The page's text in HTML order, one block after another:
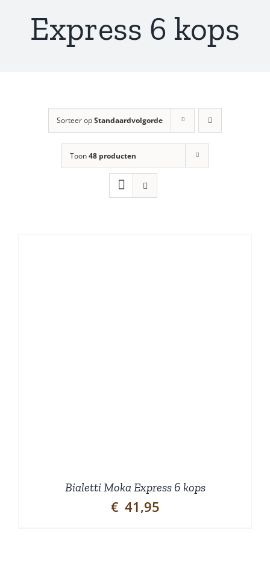
Express 6 kops
Sorteer opStandaardvolgorde
Toon48 producten
Bialetti Moka Express 6 kops
€ 41,95